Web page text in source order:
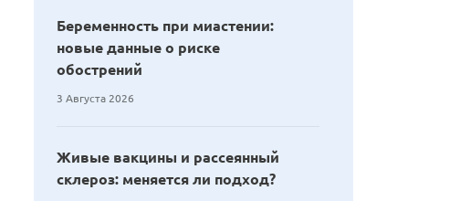
Беременность при миастении:
новые данные о риске
обострений
3 Августа 2026
Живые вакцины и рассеянный
склероз: меняется ли подход?